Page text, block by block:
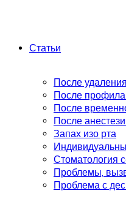
Статьи
После
После
После
После
Запах изо рта
Стоматология
Проблемы,
Проблема с